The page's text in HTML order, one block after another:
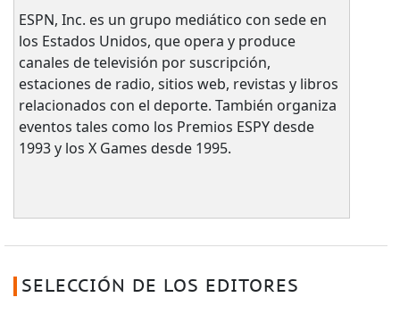
ESPN, Inc. es un grupo mediático con sede en
los Estados Unidos, que opera y produce
canales de televisión por suscripción,
estaciones de radio, sitios web, revistas y libros
relacionados con el deporte. También organiza
eventos tales como los Premios ESPY desde
1993 y los X Games desde 1995.
SELECCIÓN DE LOS EDITORES